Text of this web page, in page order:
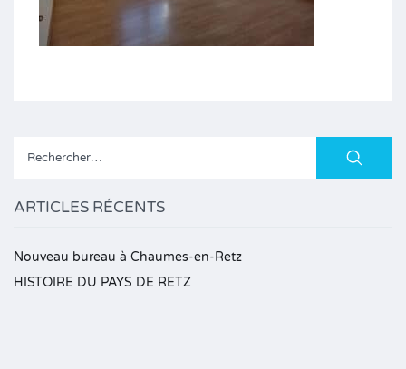
Rechercher :
ARTICLES RÉCENTS
Nouveau bureau à Chaumes-en-Retz
HISTOIRE DU PAYS DE RETZ